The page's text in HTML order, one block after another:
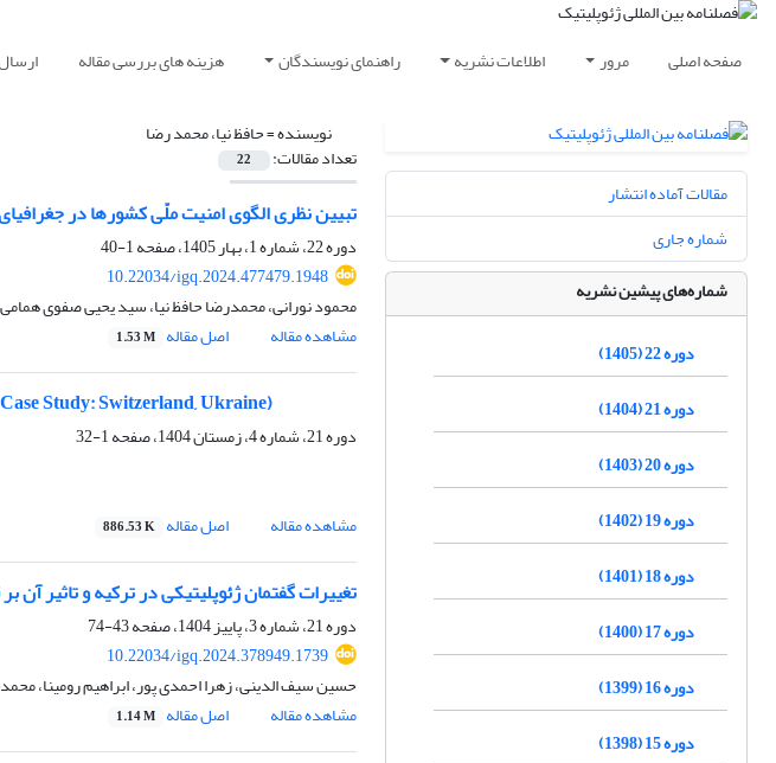
صفحه اصلی مرور اطلاعات نشریه راهنمای نویسندگان هزینه های بررسی مقاله
نویسنده =حافظ نیا، محمد رضا
تعداد مقالات: 22
تبیین نظری الگوی امنیت ملّی کشورها در
دوره 22، شماره 1، بهار 1405، صفحه
1-40
10.22034/igq.2024.477479.1948
محمود نورانی، محمدرضا حافظ نیا، سید یحیی صفوی همامی
مشاهده مقاله
اصل مقاله 1.53 M
Study: Switzerland, Ukraine)
دوره 21، شماره 4، زمستان 1404، صفحه
1-32
مشاهده مقاله
اصل مقاله 886.53 K
تغییرات گفتمان ژئوپلیتیکی در ترکیه و تاثیر آن
دوره 21، شماره 3، پاییز 1404، صفحه
43-74
10.22034/igq.2024.378949.1739
حسین سیف الدینی، زهرا احمدی پور، ابراهیم رومینا،
مشاهده مقاله
اصل مقاله 1.14 M
مقالات آماده انتشار
شماره جاری
شماره‌های پیشین نشریه
دوره 22 (1405)
دوره 21 (1404)
دوره 20 (1403)
دوره 19 (1402)
دوره 18 (1401)
دوره 17 (1400)
دوره 16 (1399)
دوره 15 (1398)